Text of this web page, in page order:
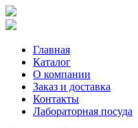
Главная
Каталог
О компании
Заказ и доставка
Контакты
Лабораторная посуда